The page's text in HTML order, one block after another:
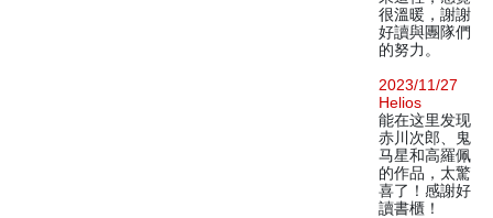
很溫暖，謝謝
好讀與團隊們
的努力。
2023/11/27
Helios
能在这里发现
赤川次郎、鬼
马星和高羅佩
的作品，太驚
喜了！感謝好
讀書櫃！